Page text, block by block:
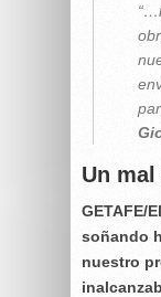
Un
GETAFE/
soñando
nuestro